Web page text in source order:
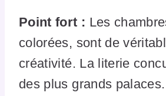
Point fort : Les
colorées, sont de
créativité. La literie
des plus grands